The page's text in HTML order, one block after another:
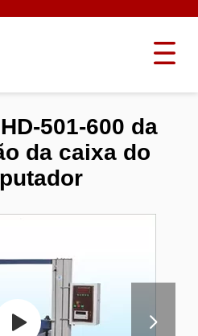
501-600 da
da caixa do